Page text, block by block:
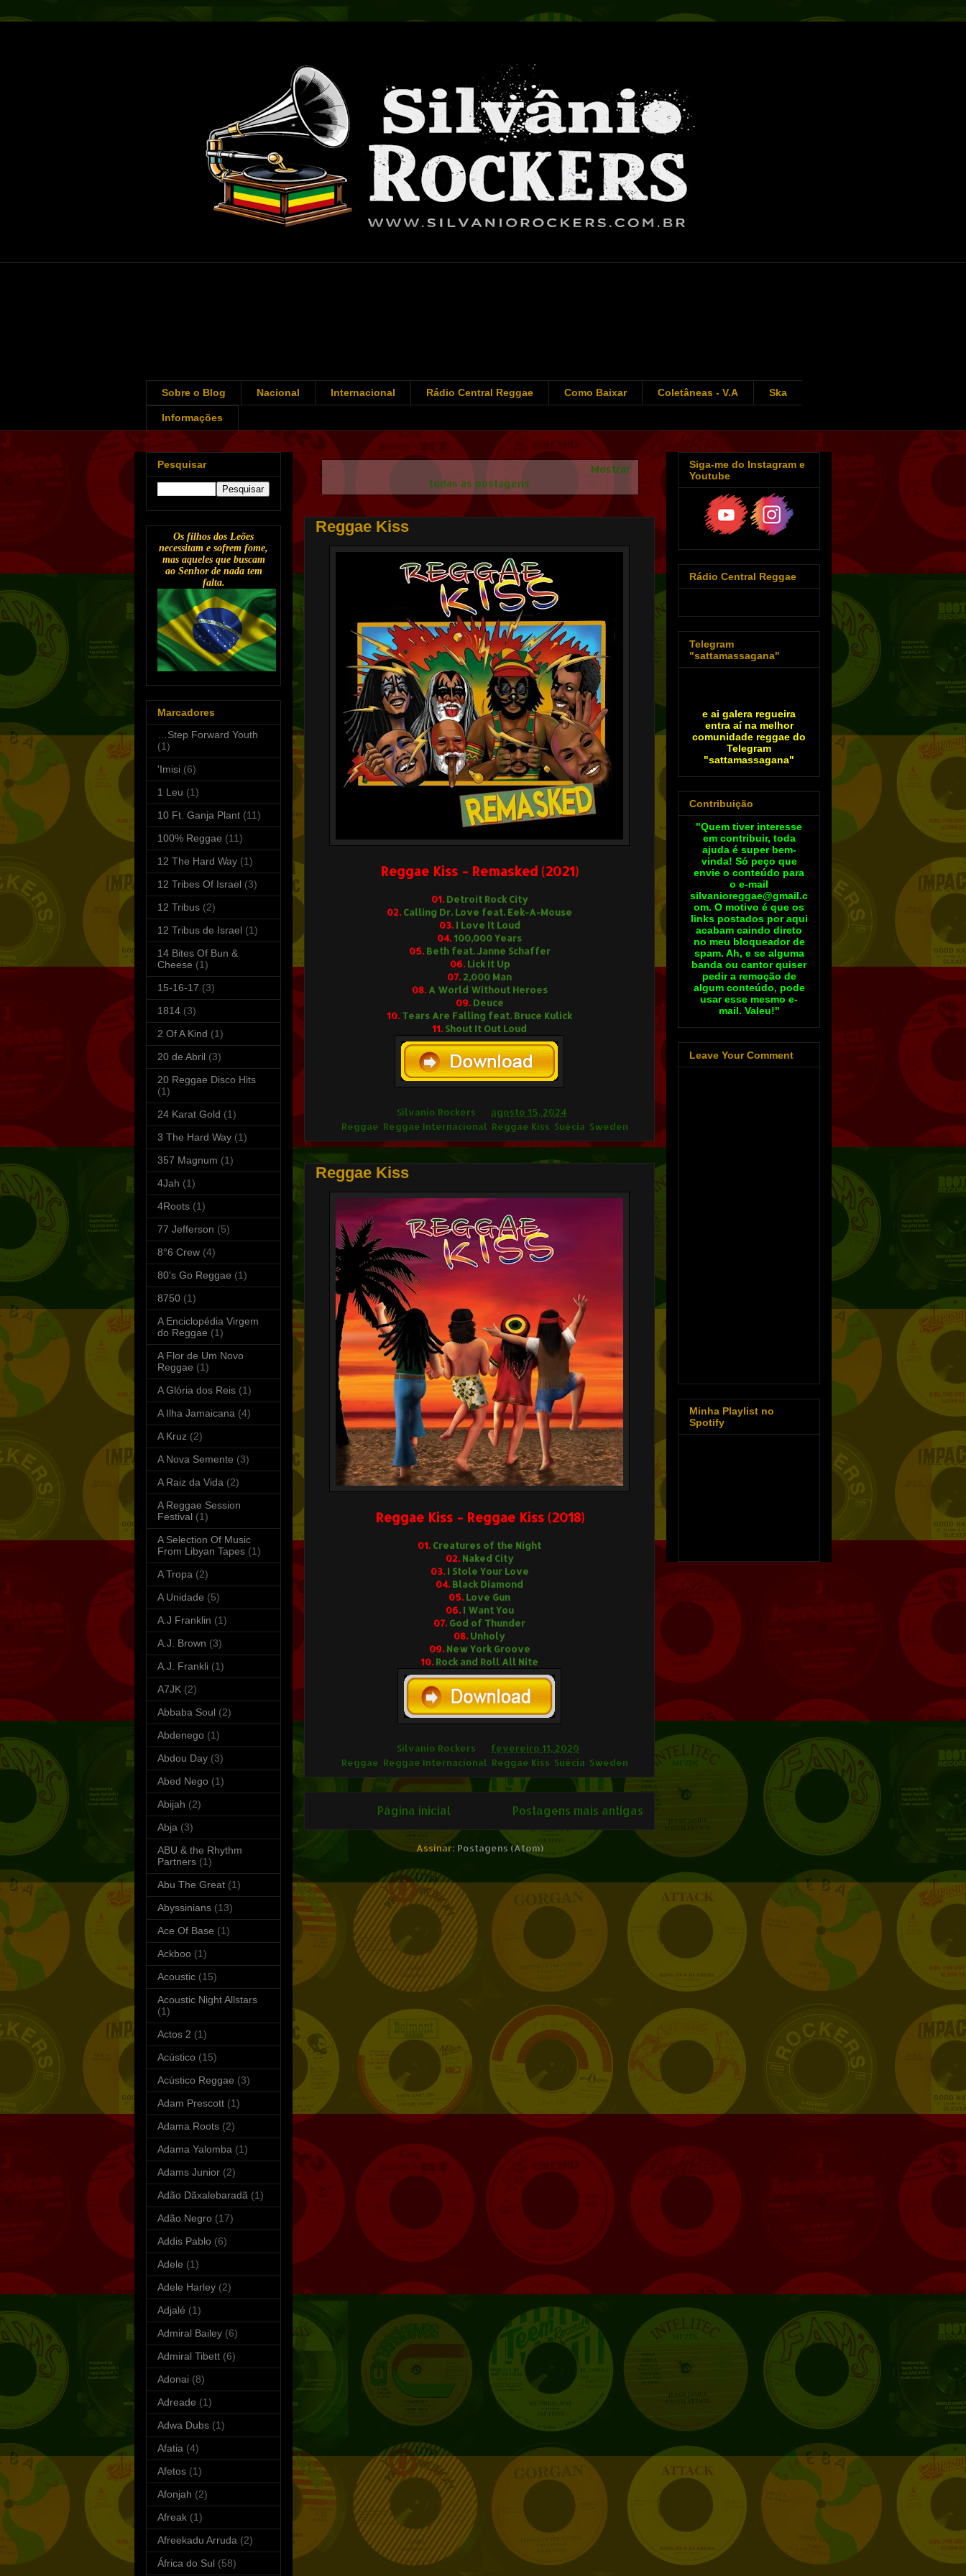
Sobre o Blog Nacional Internacional Rádio Central Reggae Como Baixar Coletâneas - V.A Ska
Informações
Mostrando postagens com marcador
Mostrar
todas as postagens
Reggae Kiss
Reggae Kiss - Remasked (2021)
01. Detroit Rock City
02. Calling Dr. Love feat. Eek-A-Mouse
03. I Love It Loud
04. 100,000 Years
05. Beth feat. Janne Schaffer
06. Lick It Up
07. 2,000 Man
08. A World Without Heroes
09. Deuce
10. Tears Are Falling feat. Bruce Kulick
11. Shout It Out Loud
Silvanio Rockers
agosto 15, 2024
Reggae Reggae Internacional Reggae Kiss Suécia Sweden
Reggae Kiss
Reggae Kiss - Reggae Kiss (2018)
01. Creatures of the Night
02.Naked City
03. I Stole Your Love
04. Black Diamond
05. Love Gun
06. I Want You
07. God of Thunder
08. Unholy
09. New York Groove
10. Rock and Roll All Nite
Silvanio Rockers
fevereiro 11, 2020
Reggae Reggae Internacional Reggae Kiss Suécia Sweden
Postagens mais antigas
Página inicial
Assinar: Postagens (Atom)
Pesquisar
Os filhos dos Leões
necessitam e sofrem fome,
mas aqueles que buscam
ao Senhor de nada tem
falta.
Marcadores
…Step Forward Youth
(1)
'Imisi (6)
1 Leu (1)
10 Ft. Ganja Plant (11)
100% Reggae (11)
12 The Hard Way (1)
12 Tribes Of Israel (3)
12 Tribus (2)
12 Tribus de Israel (1)
14 Bites Of Bun &
Cheese (1)
15-16-17 (3)
1814 (3)
2 Of A Kind (1)
20 de Abril (3)
20 Reggae Disco Hits
(1)
24 Karat Gold (1)
3 The Hard Way (1)
357 Magnum (1)
4Jah (1)
4Roots (1)
77 Jefferson (5)
8°6 Crew (4)
80's Go Reggae (1)
8750 (1)
A Enciclopédia Virgem
do Reggae (1)
A Flor de Um Novo
Reggae (1)
A Glória dos Reis (1)
A Ilha Jamaicana (4)
A Kruz (2)
A Nova Semente (3)
A Raiz da Vida (2)
A Reggae Session
Festival (1)
A Selection Of Music
From Libyan Tapes (1)
A Tropa (2)
A Unidade (5)
A.J Franklin (1)
A.J. Brown (3)
A.J. Frankli (1)
A7JK (2)
Abbaba Soul (2)
Abdenego (1)
Abdou Day (3)
Abed Nego (1)
Abijah (2)
Abja (3)
ABU & the Rhythm
Partners (1)
Abu The Great (1)
Abyssinians (13)
Ace Of Base (1)
Ackboo (1)
Acoustic (15)
Acoustic Night Allstars
(1)
Actos 2 (1)
Acústico (15)
Acústico Reggae (3)
Adam Prescott (1)
Adama Roots (2)
Adama Yalomba (1)
Adams Junior (2)
Adão Dãxalebaradã (1)
Adão Negro (17)
Addis Pablo (6)
Adele (1)
Adele Harley (2)
Adjalé (1)
Admiral Bailey (6)
Admiral Tibett (6)
Adonai (8)
Adreade (1)
Adwa Dubs (1)
Afatia (4)
Afetos (1)
Afonjah (2)
Afreak (1)
Afreekadu Arruda (2)
África do Sul (58)
Siga-me do Instagram e
Youtube
Rádio Central Reggae
Telegram
"sattamassagana"
e ai galera regueira
entra aí na melhor
comunidade reggae do
Telegram
"sattamassagana"
Contribuição
"Quem tiver interesse
em contribuir, toda
ajuda é super bem-
vinda! Só peço que
envie o conteúdo para
o e-mail
silvanioreggae@gmail.c
om. O motivo é que os
links postados por aqui
acabam caindo direto
no meu bloqueador de
spam. Ah, e se alguma
banda ou cantor quiser
pedir a remoção de
algum conteúdo, pode
usar esse mesmo e-
mail. Valeu!"
Leave Your Comment
Minha Playlist no
Spotify